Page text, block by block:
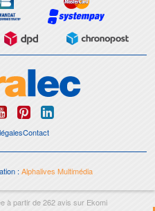
Contact
:Alphalives Multimédia
à partir de262avis sur Ekomi